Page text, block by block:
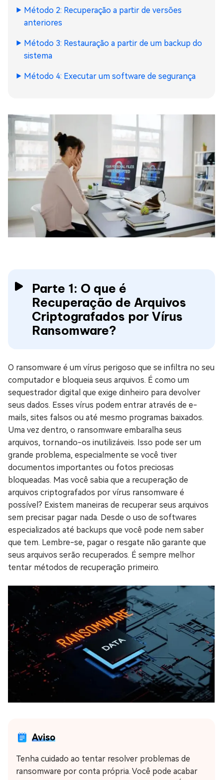
Método 2: Recuperação a partir de versões
anteriores
Método 3: Restauração a partir de um backup do
sistema
Método 4: Executar um software de segurança
Parte 1: O que é
Recuperação de Arquivos
Criptografados por Vírus
Ransomware?
O ransomware é um vírus perigoso que se infiltra no seu
computador e bloqueia seus arquivos. É como um
sequestrador digital que exige dinheiro para devolver
seus dados. Esses vírus podem entrar através de e-
mails, sites falsos ou até mesmo programas baixados.
Uma vez dentro, o ransomware embaralha seus
arquivos, tornando-os inutilizáveis. Isso pode ser um
grande problema, especialmente se você tiver
documentos importantes ou fotos preciosas
bloqueadas. Mas você sabia que a recuperação de
arquivos criptografados por vírus ransomware é
possível? Existem maneiras de recuperar seus arquivos
sem precisar pagar nada. Desde o uso de softwares
especializados até backups que você pode nem saber
que tem. Lembre-se, pagar o resgate não garante que
seus arquivos serão recuperados. É sempre melhor
tentar métodos de recuperação primeiro.
Aviso
Tenha cuidado ao tentar resolver problemas de
ransomware por conta própria. Você pode acabar